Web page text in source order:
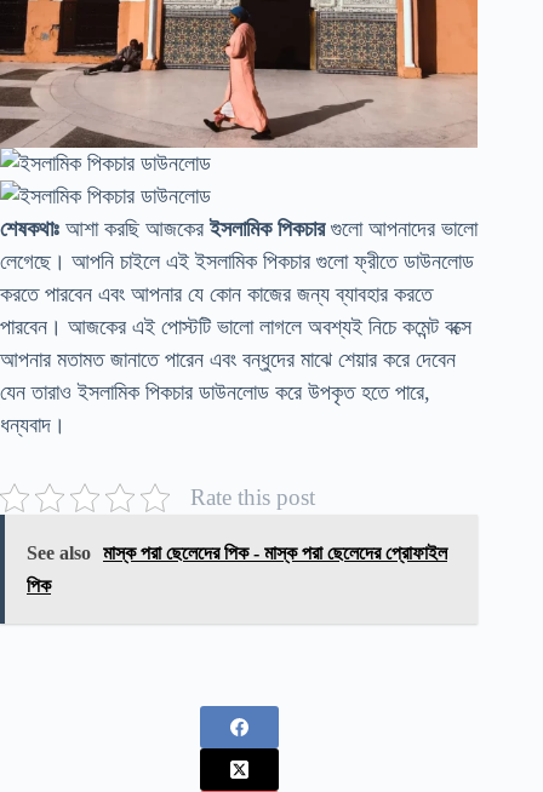
শেষকথাঃ আশা করছি আজকের ইসলামিক পিকচারগুলো আপনাদের ভালো
লেগেছে। আপনি চাইলে এই ইসলামিক পিকচার গুলো ফ্রীতে ডাউনলোড
করতে পারবেন এবং আপনার যে কোন কাজের জন্য ব্যাবহার করতে
পারবেন। আজকের এই পোস্টটি ভালো লাগলে অবশ্যই নিচে কমেন্ট বক্সে
আপনার মতামত জানাতে পারেন এবং বন্ধুদের মাঝে শেয়ার করে দেবেন
যেন তারাও ইসলামিক পিকচার ডাউনলোড করে উপকৃত হতে পারে,
ধন্যবাদ।
Rate this post
See also মাস্ক পরা ছেলেদের পিক - মাস্ক পরা ছেলেদের প্রোফাইল
পিক